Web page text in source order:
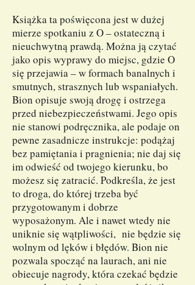
Książka ta poświęcona jest w dużej
mierze spotkaniu z O – ostateczną i
nieuchwytną prawdą. Można ją czytać
jako opis wyprawy do miejsc, gdzie O
się przejawia – w formach banalnych i
smutnych, strasznych lub wspaniałych.
Bion opisuje swoją drogę i ostrzega
przed niebezpieczeństwami. Jego opis
nie stanowi podręcznika, ale podaje on
pewne zasadnicze instrukcje: podążaj
bez pamiętania i pragnienia; nie daj się
im odwieść od twojego kierunku, bo
możesz się zatracić. Podkreśla, że jest
to droga, do której trzeba być
przygotowanym i dobrze
wyposażonym. Ale i nawet wtedy nie
uniknie się wątpliwości, nie będzie się
wolnym od lęków i błędów. Bion nie
pozwala spocząć na laurach, ani nie
obiecuje nagrody, która czekać będzie